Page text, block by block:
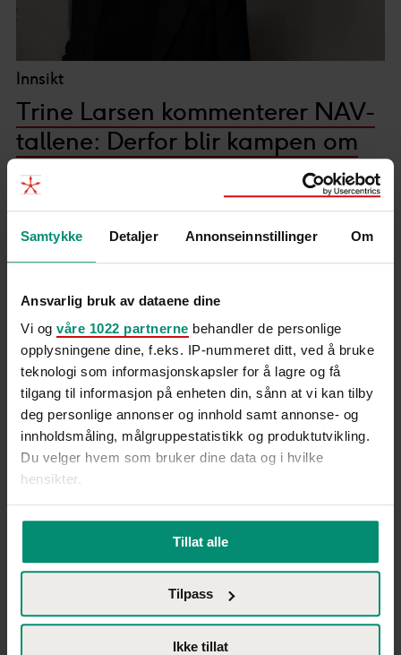
Samtykke Detaljer Annonseinnstillinger Om
Ansvarlig bruk av dataene dine
Vi og våre 1022 partnerne behandler de personlige
opplysningene dine, f.eks. IP-nummeret ditt, ved å bruke
teknologi som informasjonskapsler for å lagre og få
tilgang til informasjon på enheten din, sånn at vi kan tilby
deg personlige annonser og innhold samt annonse- og
innholdsmåling, målgruppestatistikk og produktutvikling.
Du velger hvem som bruker dine data og i hvilke
hensikter.
Hvis du gir oss lov, vil vi også gjerne:
Innhente informasjon om den geografiske
beliggenheten din, som kan være nøyaktig innenfor
Identifisere enheten din ved å aktivt skanne den
for bestemte karakteristikker (fingeravtrykk)
Tillat alle
Tilpass
Ikke tillat
Innsikt
Trine Larsen kommenterer NAV-
tallene: Derfor blir kampen om
kompetansen tøffere
Til tross for lav arbeidsledighet og høy etterspørsel etter
arbeidskraft mener Trine Larsen i Hammer & Hanborg at